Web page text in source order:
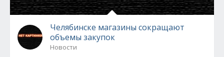
Челябинске магазины сокращают
объемы закупок
Новости